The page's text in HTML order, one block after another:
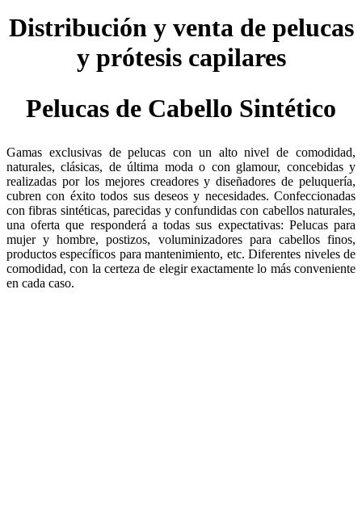
Distribución y venta de pelucas
y prótesis capilares
Pelucas de Cabello Sintético
Gamas exclusivas de pelucas con un alto nivel de comodidad,
naturales, clásicas, de última moda o con glamour, concebidas y
realizadas por los mejores creadores y diseñadores de peluquería,
cubren con éxito todos sus deseos y necesidades. Confeccionadas
con fibras sintéticas, parecidas y confundidas con cabellos naturales,
una oferta que responderá a todas sus expectativas: Pelucas para
mujer y hombre, postizos, voluminizadores para cabellos finos,
productos específicos para mantenimiento, etc. Diferentes niveles de
comodidad, con la certeza de elegir exactamente lo más conveniente
en cada caso.